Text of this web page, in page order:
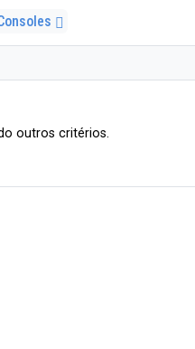
outros critérios.